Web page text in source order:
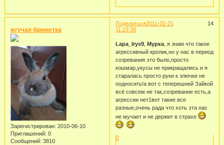
Поделиться 14
2011-01-21
11:23:38
жгучая брюнетка
Зарегистрирован: 2010-06-10
Приглашений: 0
Сообщений: 3810
Lapa_Irys9, Мурка, я знаю что такое
агрессивный кролик,но у нас в период
созревания это было,просто
кошмар,укусы не прикращались и я
старалась просто руки к злючке не
подносить!а вот с теперешней Зайкой
всё совсем не так,созревание есть,а
агрессии нет1вот такие все
разные,очень рада что хоть эта нас
не мучает и не держит в страхе
0